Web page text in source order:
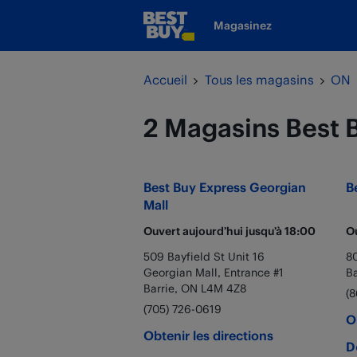
www.bestbuy.caMagasinez
Accueil
Tous les magasins ON
2 Magasins Best
Best Buy Express Georgian
Mall
Ouvert aujourd’hui jusqu’à 18:00
509 Bayfield St Unit 16
Georgian Mall, Entrance #1
Barrie, ON L4M 4Z8
(705) 726-0619
Obtenir les directions